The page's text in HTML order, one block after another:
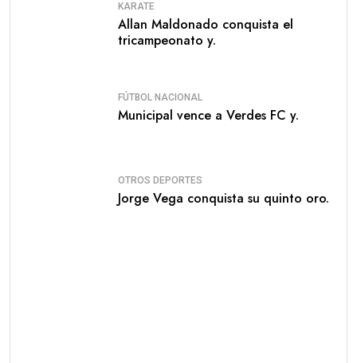
KARATE
Allan Maldonado conquista el
tricampeonato y.
FÚTBOL NACIONAL
Municipal vence a Verdes FC y.
OTROS DEPORTES
Jorge Vega conquista su quinto oro.